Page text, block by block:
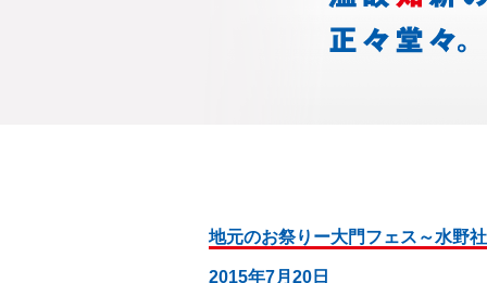
地元のお祭りー大門フェス～水野
2015年7月20日